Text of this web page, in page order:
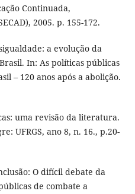
Continuada,
2005. p. 155-172.
a evolução da
In: As políticas públicas
– 120 anos após a abolição.
uma revisão da literatura.
UFRGS, ano 8, n. 16., p.20-
O difícil debate da
de combate a